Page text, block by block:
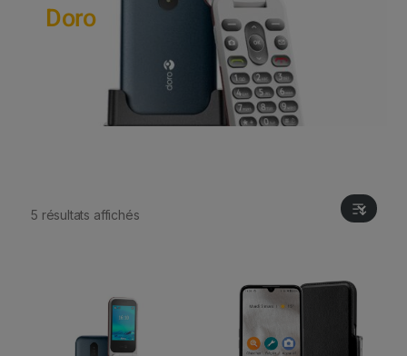
Doro
5 résultats affichés